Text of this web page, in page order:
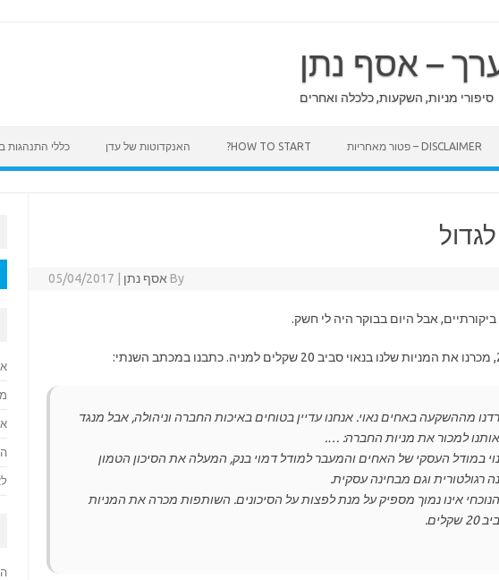
– אסף נתן
סיפורי מניות, השקעות, כלכלה ואחרים
DISCLAIMER – פטור מאחריות HOW TO START? האנקדוטות של עדן כללי התנהגות
By אסף נתן 05/04/2017
אבל היום בבוקר היה לי חשק.
מההשקעה באחים נאוי. אנחנו עדיין בטוחים באיכות החברה וניהולה, אבל מנגד
למכור את מניות החברה: ….
במודל העסקי של האחים והמעבר למודל דמוי בנק, המעלה את הסיכון הטמון
רגולטורית וגם מבחינה עסקית.
אינו נמוך מספיק על מנת לפצות על הסיכונים. השותפות מכרה את המניות